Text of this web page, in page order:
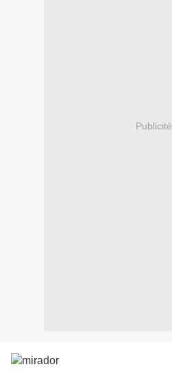
Publicité